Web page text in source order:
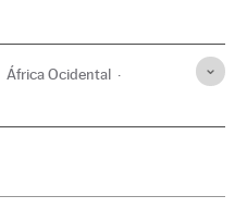
África Ocidental